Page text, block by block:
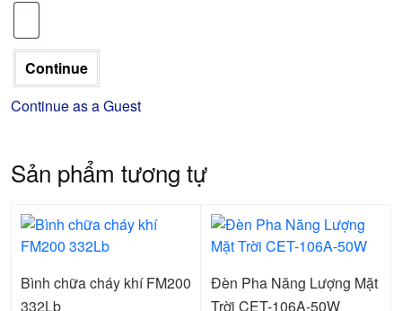
Continue as a Guest
Sản phẩm tương tự
Bình chữa cháy khí FM200
332Lb
Đèn Pha Năng Lượng Mặt
Trời CET-106A-50W